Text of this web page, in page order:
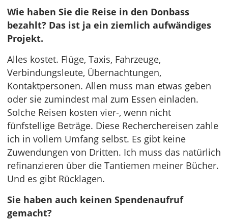
Wie haben Sie die Reise in den Donbass
bezahlt? Das ist ja ein ziemlich aufwändiges
Projekt.
Alles kostet. Flüge, Taxis, Fahrzeuge,
Verbindungsleute, Übernachtungen,
Kontaktpersonen. Allen muss man etwas geben
oder sie zumindest mal zum Essen einladen.
Solche Reisen kosten vier-, wenn nicht
fünfstellige Beträge. Diese Recherchereisen zahle
ich in vollem Umfang selbst. Es gibt keine
Zuwendungen von Dritten. Ich muss das natürlich
refinanzieren über die Tantiemen meiner Bücher.
Und es gibt Rücklagen.
Sie haben auch keinen Spendenaufruf
gemacht?